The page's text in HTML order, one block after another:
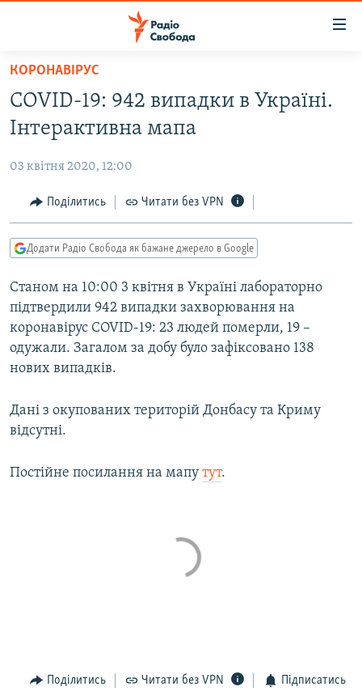
Перейти
основного
матеріалу
Перейти
до
навігації
Перейти
до
СТАТТІ
ПОЛІТИКА
ЕКОНОМІКА
КУЛЬТУРА
СПОРТ
УКРАЇНА
СВІТ
ВІЙНА
РОСІЙСЬКА «ФІЛЬТРАЦІЯ»
КРИМ.РЕАЛІЇ
ТИ ЯК?
СХЕМИ
ПРИАЗОВ’Я
КИТАЙ.ВИКЛИКИ
МУЛЬТИМЕДІА
ФОТО
СПЕЦПРОЄКТИ
КОРОНАВІРУС
COVID-19: 942 випадки в Україні.
Інтерактивна мапа
03 квітня 2020, 12:00
Поділитись Читати без VPN
Додати Радіо Свобода як бажане джерело в Google
Станом на 10:00 3 квітня в Україні лабораторно
підтвердили 942 випадки захворювання на
коронавірус COVID-19: 23 людей померли, 19 –
одужали. Загалом за добу було зафіксовано 138
нових випадків.
Дані з окупованих територій Донбасу та Криму
відсутні.
Постійне посилання на мапу тут.
Поділитись Читати без VPN Підписатись